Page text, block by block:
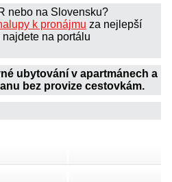
nebo na Slovensku?
k pronájmu za nejlepší
najdete na portálu
ubytování v apartmánech a
bez provize cestovkám.